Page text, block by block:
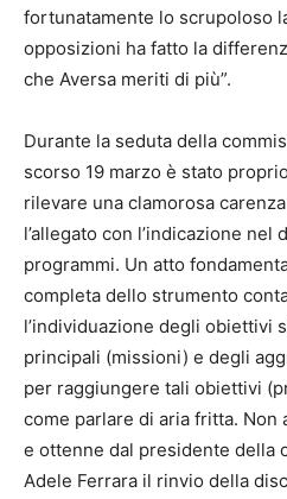
fortunatamente lo scrupoloso
opposizioni ha fatto la
che Aversa meriti di più”.
Durante la seduta della
scorso 19 marzo è stato
rilevare una clamorosa
l’allegato con l’indicazione
programmi. Un atto
completa dello strumento
l’individuazione degli obiettivi
principali (missioni) e degli
per raggiungere tali obiettivi
come parlare di aria fritta. Non
e ottenne dal presidente della
Adele Ferrara il rinvio della